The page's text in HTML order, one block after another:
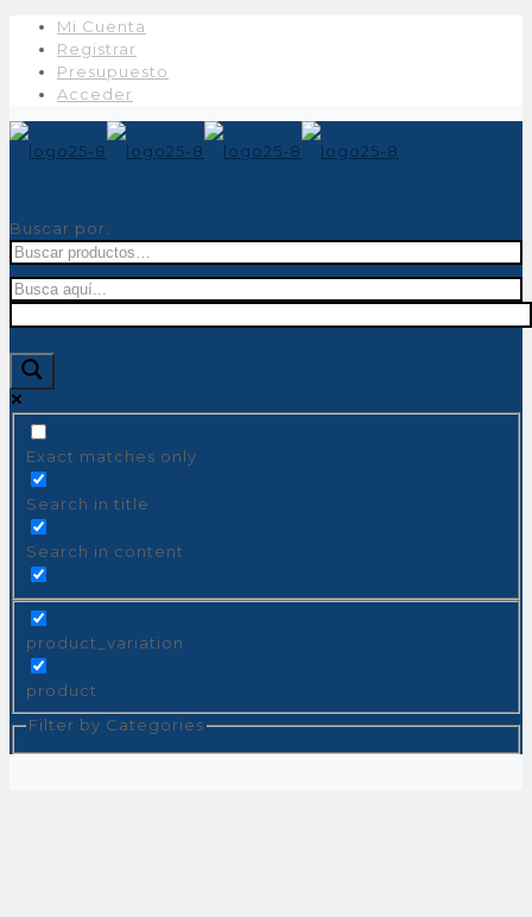
Mi Cuenta
Registrar
Presupuesto
Acceder
Buscar por:
Exact matches only
Search in title
Search in content
product_variation
product
Filter by Categories